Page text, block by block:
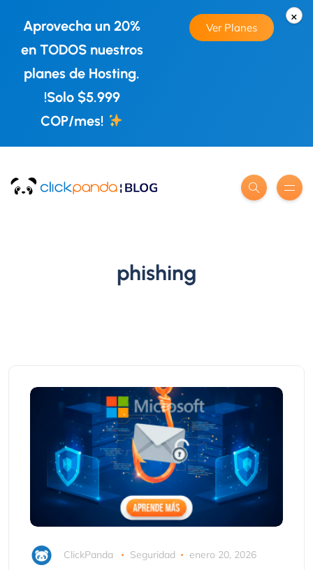
×
Aprovecha un 20%
en TODOS nuestros
planes de Hosting.
!Solo $5.999
COP/mes!
Ver Planes
phishing
ClickPanda Seguridad enero 20, 2026